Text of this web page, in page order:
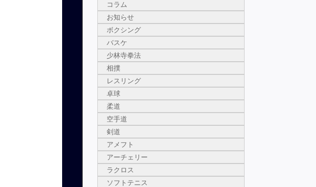
コラム
お知らせ
ボクシング
バスケ
少林寺拳法
相撲
レスリング
卓球
柔道
空手道
剣道
アメフト
アーチェリー
ラクロス
ソフトテニス